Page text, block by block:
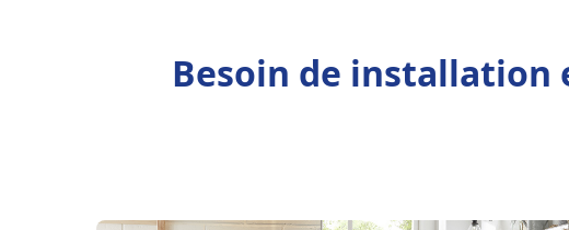
Besoin de installation